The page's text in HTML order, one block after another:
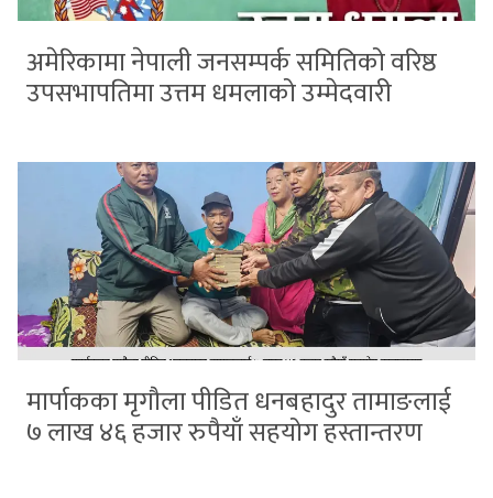
अमेरिकामा नेपाली जनसम्पर्क समितिको वरिष्ठ
उपसभापतिमा उत्तम धमलाको उम्मेदवारी
मार्पाकका मृगौला पीडित धनबहादुर तामाङलाई
७ लाख ४६ हजार रुपैयाँ सहयोग हस्तान्तरण